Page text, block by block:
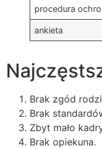
procedura
ankieta
Brak zgód
Brak
Zbyt mało
Brak opiekuna.